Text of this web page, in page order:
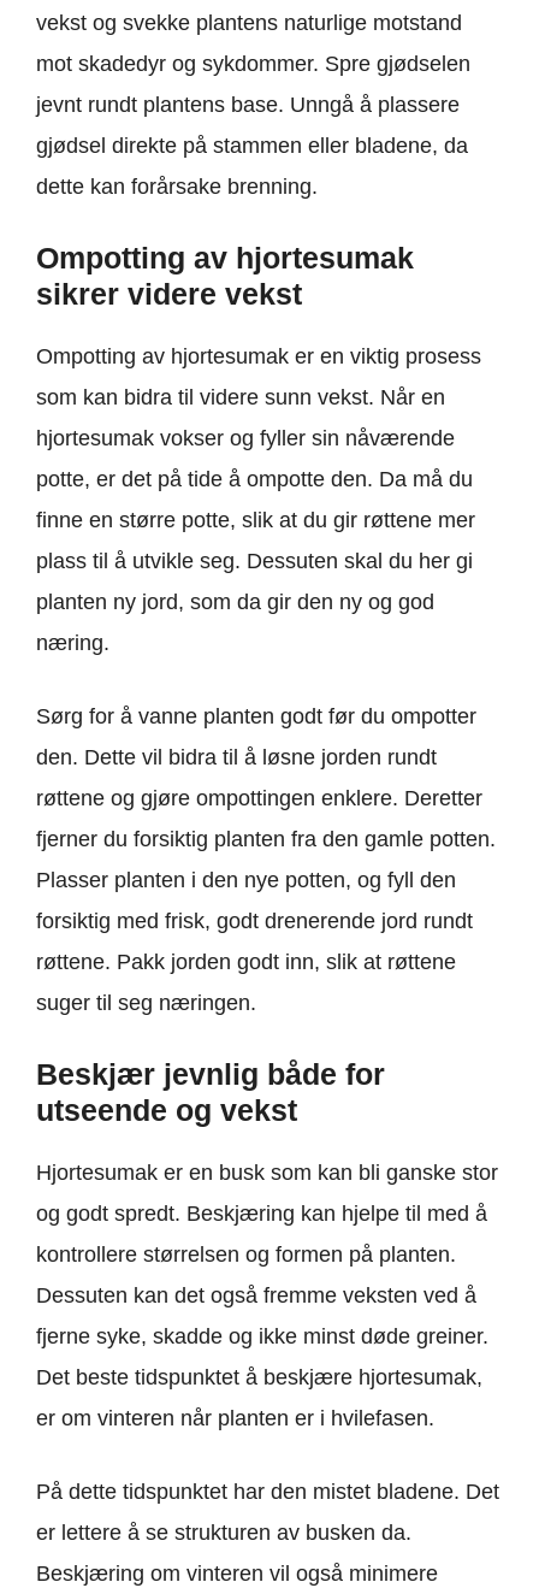
vekst og svekke plantens naturlige motstand
mot skadedyr og sykdommer. Spre gjødselen
jevnt rundt plantens base. Unngå å plassere
gjødsel direkte på stammen eller bladene, da
dette kan forårsake brenning.
Ompotting av hjortesumak
sikrer videre vekst
Ompotting av hjortesumak er en viktig prosess
som kan bidra til videre sunn vekst. Når en
hjortesumak vokser og fyller sin nåværende
potte, er det på tide å ompotte den. Da må du
finne en større potte, slik at du gir røttene mer
plass til å utvikle seg. Dessuten skal du her gi
planten ny jord, som da gir den ny og god
næring.
Sørg for å vanne planten godt før du ompotter
den. Dette vil bidra til å løsne jorden rundt
røttene og gjøre ompottingen enklere. Deretter
fjerner du forsiktig planten fra den gamle potten.
Plasser planten i den nye potten, og fyll den
forsiktig med frisk, godt drenerende jord rundt
røttene. Pakk jorden godt inn, slik at røttene
suger til seg næringen.
Beskjær jevnlig både for
utseende og vekst
Hjortesumak er en busk som kan bli ganske stor
og godt spredt. Beskjæring kan hjelpe til med å
kontrollere størrelsen og formen på planten.
Dessuten kan det også fremme veksten ved å
fjerne syke, skadde og ikke minst døde greiner.
Det beste tidspunktet å beskjære hjortesumak,
er om vinteren når planten er i hvilefasen.
På dette tidspunktet har den mistet bladene. Det
er lettere å se strukturen av busken da.
Beskjæring om vinteren vil også minimere